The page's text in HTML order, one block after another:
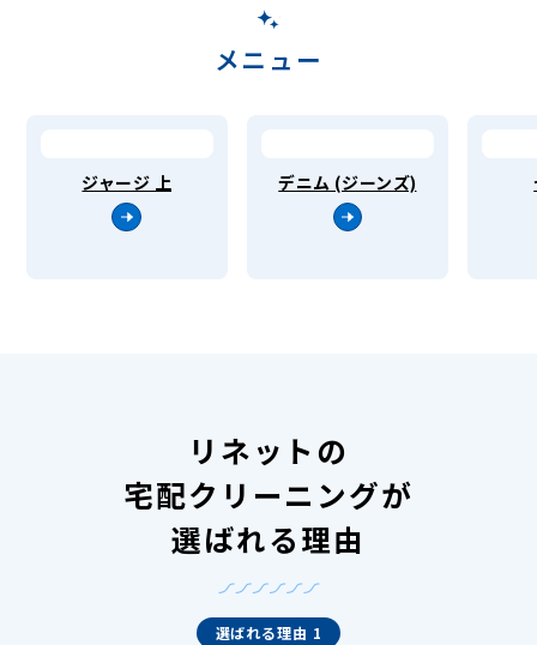
メニュー
ジャージ 上 デニム (ジーンズ)
リネットの
宅配クリーニングが
選ばれる理由
選ばれる理由 1